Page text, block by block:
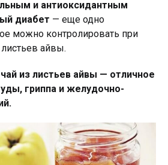
и антиоксидантным
диабет — еще одно
можно контролировать при
айвы.
из листьев айвы — отличное
гриппа и желудочно-